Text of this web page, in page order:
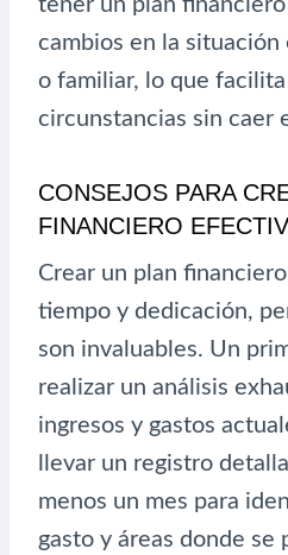
tener un plan
cambios en la situación
o familiar, lo que
circunstancias sin caer
CONSEJOS PARA
FINANCIERO
Crear un plan
tiempo y dedicación,
son invaluables. Un
realizar un análisis
ingresos y gastos
llevar un registro
menos un mes para
gasto y áreas donde se